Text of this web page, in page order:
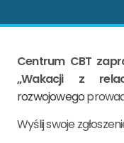
Centrum CBT
„Wakacji z
rozwojowego
Wyślij swoje